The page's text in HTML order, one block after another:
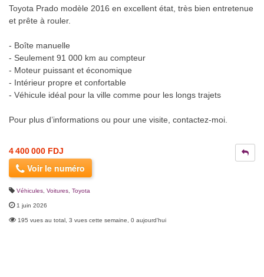
Toyota Prado modèle 2016 en excellent état, très bien entretenue
et prête à rouler.
- Boîte manuelle
- Seulement 91 000 km au compteur
- Moteur puissant et économique
- Intérieur propre et confortable
- Véhicule idéal pour la ville comme pour les longs trajets
Pour plus d’informations ou pour une visite, contactez-moi.
4 400 000 FDJ
Voir le numéro
Véhicules Voitures Toyota
1 juin 2026
195 vues au total, 3 vues cette semaine, 0 aujourd'hui